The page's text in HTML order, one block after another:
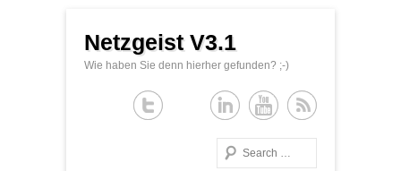
Netzgeist V3.1
Wie haben Sie denn hierher gefunden? ;-)
Search